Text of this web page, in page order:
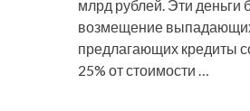
млрд рублей. Эти деньги
возмещение
предлагающих кредиты
25% от стоимости …